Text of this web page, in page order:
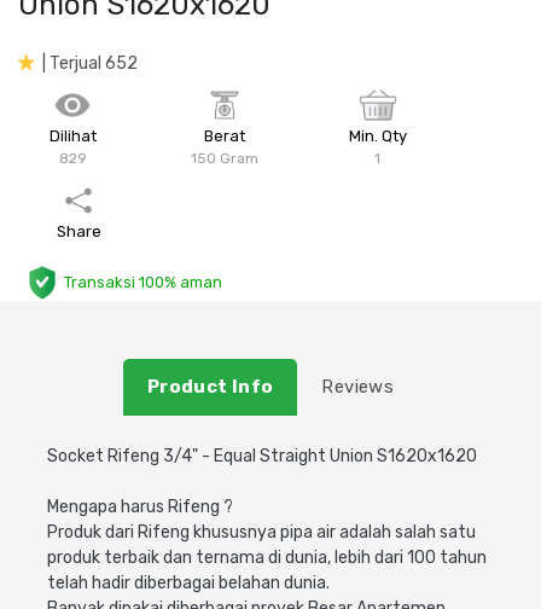
Sanitari & Aksesorisnya
Aksesoris Dapur
Aksesoris Perabot
Scaffolding
Konstruksi
Cat dan Kimia
Besi Profil & Plat
Produk Pracetak
Semen & Sejenisnya
Pompa dan Pipa
Lampu & Listrik
| Terjual 652
Dilihat
829
Berat
150 Gram
Min. Qty
1
Share
Transaksi 100% aman
Product Info Reviews
Socket Rifeng 3/4" - Equal Straight Union S1620x1620
Mengapa harus Rifeng ?
Produk dari Rifeng khususnya pipa air adalah salah satu
produk terbaik dan ternama di dunia, lebih dari 100 tahun
telah hadir diberbagai belahan dunia.